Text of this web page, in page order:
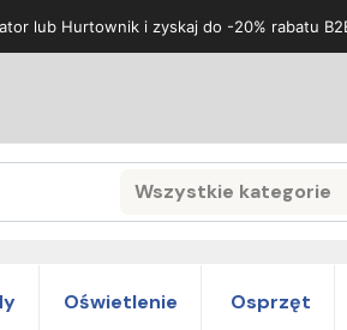
lub Hurtownik i zyskaj do -20% rabatu
Wszystkie kategorie
Search
Oświetlenie Osprzęt